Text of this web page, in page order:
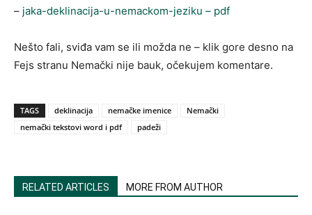
– jaka-deklinacija-u-nemackom-jeziku – pdf
Nešto fali, sviđa vam se ili možda ne – klik gore desno na
Fejs stranu Nemački nije bauk, očekujem komentare.
TAGS deklinacija nemačke imenice
Nemački
nemački tekstovi word i pdf
padeži
RELATED ARTICLES MORE FROM AUTHOR